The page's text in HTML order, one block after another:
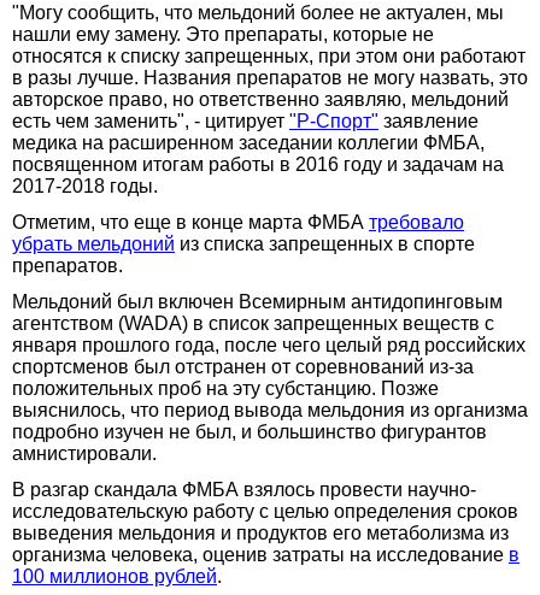
"Могу сообщить, что мельдоний более не актуален, мы
нашли ему замену. Это препараты, которые не
относятся к списку запрещенных, при этом они работают
в разы лучше. Названия препаратов не могу назвать, это
авторское право, но ответственно заявляю, мельдоний
есть чем заменить", - цитирует "Р-Спорт" заявление
медика на расширенном заседании коллегии ФМБА,
посвященном итогам работы в 2016 году и задачам на
2017-2018 годы.
Отметим, что еще в конце марта ФМБА требовало
убрать мельдоний из списка запрещенных в спорте
препаратов.
Мельдоний был включен Всемирным антидопинговым
агентством (WADA) в список запрещенных веществ с
января прошлого года, после чего целый ряд российских
спортсменов был отстранен от соревнований из-за
положительных проб на эту субстанцию. Позже
выяснилось, что период вывода мельдония из организма
подробно изучен не был, и большинство фигурантов
амнистировали.
В разгар скандала ФМБА взялось провести научно-
исследовательскую работу с целью определения сроков
выведения мельдония и продуктов его метаболизма из
организма человека, оценив затраты на исследование в
100 миллионов рублей.